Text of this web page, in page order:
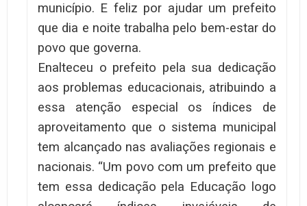
município. E feliz por ajudar um prefeito
que dia e noite trabalha pelo bem-estar do
povo que governa.
Enalteceu o prefeito pela sua dedicação
aos problemas educacionais, atribuindo a
essa atenção especial os índices de
aproveitamento que o sistema municipal
tem alcançado nas avaliações regionais e
nacionais. “Um povo com um prefeito que
tem essa dedicação pela Educação logo